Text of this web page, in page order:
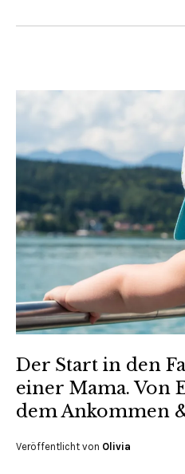
Der Start in den
einer Mama. Von
dem Ankommen
Veröffentlicht von Olivia